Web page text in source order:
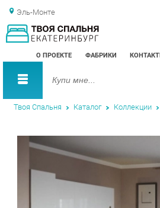
Эль-Монте
О ПРОЕКТЕ ФАБРИКИ КОНТАКТЫ
Твоя Спальня Каталог Коллекции